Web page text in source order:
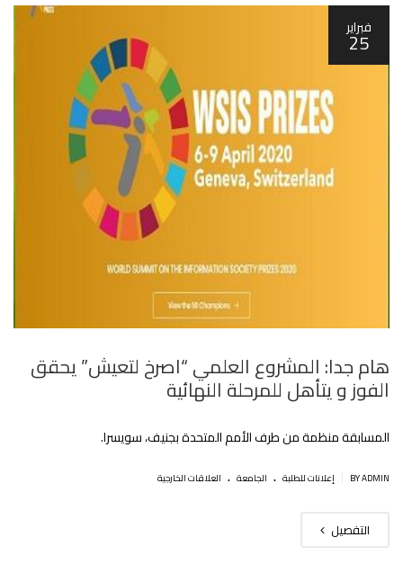
فبراير
25
هام جدا: المشروع العلمي “اصرخ لتعيش” يحقق
الفوز و يتأهل للمرحلة النهائية
المسابقة منظمة من طرف الأمم المتحدة بجنيف، سويسرا.
BY ADMIN إعلانات للطلبة . الجامعة . العلاقات الخارجية
التفصيل